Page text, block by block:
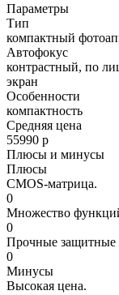
Параметры
Тип
компактный
Автофокус
контрастный, по
экран
Особенности
компактность
Средняя цена
55990 р
Плюсы и минусы
Плюсы
CMOS-матрица.
0
Множество
0
Прочные защитные
0
Минусы
Высокая цена.